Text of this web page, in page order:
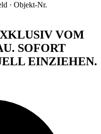
· Objekt-Nr.
VOM
SOFORT
EINZIEHEN.